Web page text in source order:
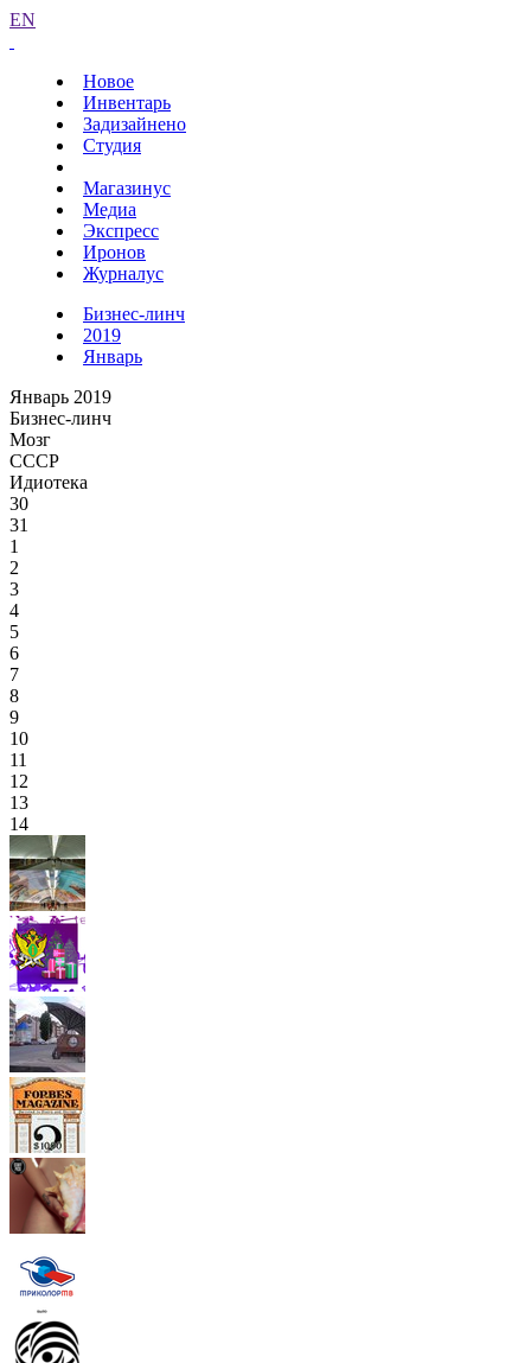
EN
Новое
Инвентарь
Задизайнено
Студия
Магазинус
Медиа
Экспресс
Иронов
Журналус
Бизнес-линч
2019
Январь
Январь 2019
Бизнес-линч
Мозг
СССР
Идиотека
30
31
1
2
3
4
5
6
7
8
9
10
11
12
13
14